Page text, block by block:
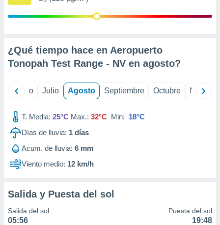
mediante
de
1199
¿Qué tiempo hace en Aeropuerto
Tonopah Test Range - NV en agosto?
Junio Julio Agosto Septiembre Octubre
T. Media: 25°C Max.: 32°C Min: 18°C
Días de lluvia: 1 días
Acum. de lluvia: 6 mm
Viento medio: 12 km/h
Salida y Puesta del sol
Salida del sol
05:56
Puesta del sol
19:48